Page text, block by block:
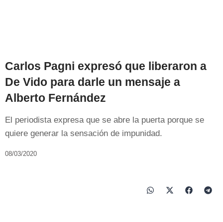
Carlos Pagni expresó que liberaron a
De Vido para darle un mensaje a
Alberto Fernández
El periodista expresa que se abre la puerta porque se
quiere generar la sensación de impunidad.
08/03/2020